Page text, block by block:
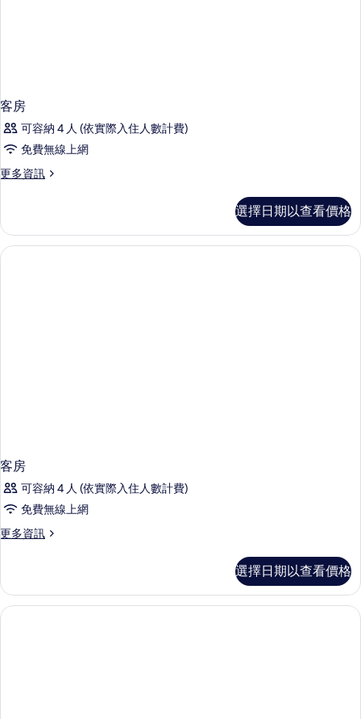
客房
可容納 4 人 (依實際入住人數計費)
免費無線上網
更多資訊
更
的
詳
情
選擇日期以查看價格
客房
可容納 4 人 (依實際入住人數計費)
免費無線上網
更多資訊
更
的
詳
情
選擇日期以查看價格